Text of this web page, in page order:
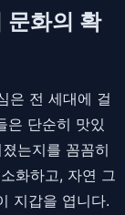
문화의 확
은 전 세대에 걸
은 단순히 맛있
는지를 꼼꼼히
화하고, 자연 그
지갑을 엽니다.